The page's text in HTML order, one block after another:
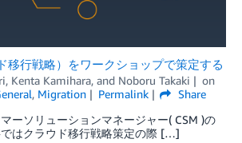
移行戦略）をワークショップで策定する
, Kenta Kamihara, and Noboru Takaki
on
, Migration Permalink
Share
ーソリューションマネージャー( CSM )の
はクラウド移行戦略策定の際 […]